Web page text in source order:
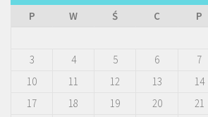
P
W Ś C P
3
4 5 6 7
10
11 12 13 14
17
18 19 20 21